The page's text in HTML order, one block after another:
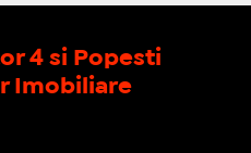
4 si Popesti
Imobiliare